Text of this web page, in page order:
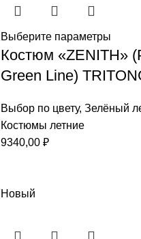
Выберите параметры
Костюм «ZENITH»
Green Line)
Выбор по цвету, Зелёный
Костюмы летние
9340,00 ₽
Новый